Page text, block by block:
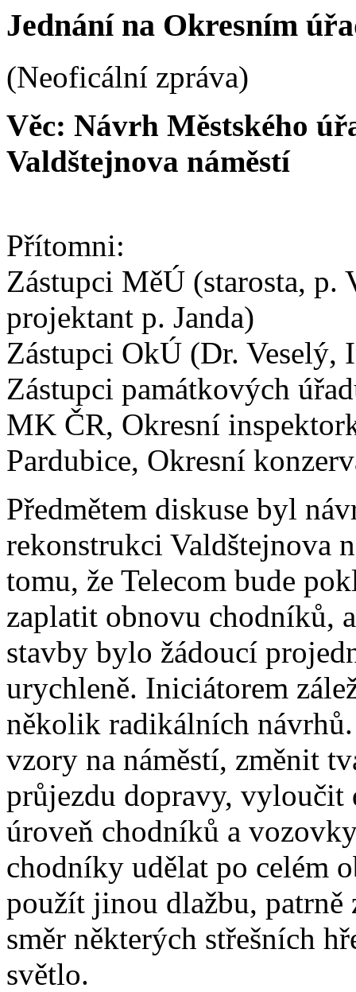
Jednání na Okresním
(Neoficální zpráva)
Věc: Návrh Městského
Valdštejnova náměstí
Přítomni:
Zástupci MěÚ (starosta, p.
projektant p. Janda)
Zástupci OkÚ (Dr. Veselý,
Zástupci památkových
MK ČR, Okresní
Pardubice, Okresní
Předmětem diskuse byl
rekonstrukci Valdštejnova
tomu, že Telecom bude
zaplatit obnovu chodníků,
stavby bylo žádoucí
urychleně. Iniciátorem
několik radikálních
vzory na náměstí, změnit
průjezdu dopravy, vyloučit
úroveň chodníků a
chodníky udělat po celém
použít jinou dlažbu, patrně
směr některých střešních
světlo.